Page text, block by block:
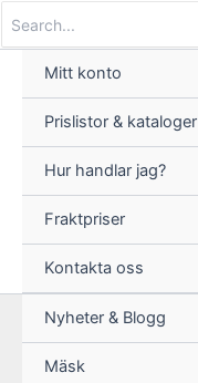
innehåll
for:
Mitt konto
Prislistor & kataloger
Hur handlar jag?
Fraktpriser
Kontakta oss
Nyheter & Blogg
Mäsk